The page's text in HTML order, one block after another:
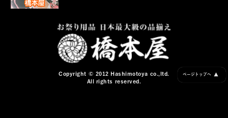
ページトップへ ▲
Copyright © 2012 Hashimotoya co.,ltd.
All rights reserved.